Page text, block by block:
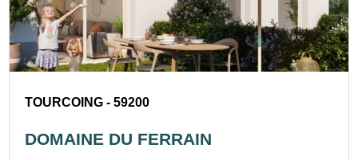
TOURCOING - 59200
DOMAINE DU FERRAIN